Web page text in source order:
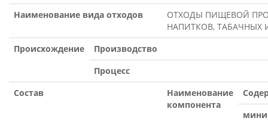
Наименование вида отходов
ОТХОДЫ ПИЩЕВОЙ
НАПИТКОВ, ТАБАЧНЫХ
Происхождение
Производство
Процесс
Состав
Наименование
компонента